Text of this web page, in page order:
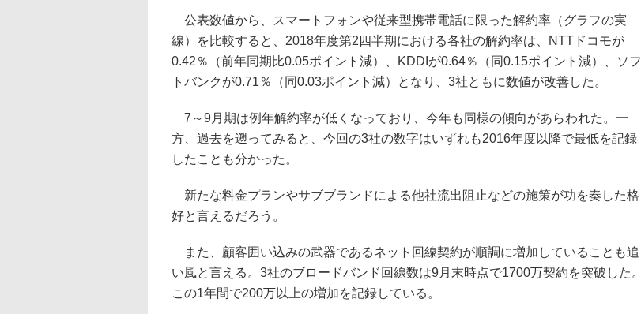
公表数値から、スマートフォンや従来型携帯電話に限った解約率（グラフの実
線）を比較すると、2018年度第2四半期における各社の解約率は、NTTドコモが
0.42％（前年同期比0.05ポイント減）、KDDIが0.64％（同0.15ポイント減）、ソフ
トバンクが0.71％（同0.03ポイント減）となり、3社ともに数値が改善した。
7～9月期は例年解約率が低くなっており、今年も同様の傾向があらわれた。一
方、過去を遡ってみると、今回の3社の数字はいずれも2016年度以降で最低を記録
したことも分かった。
新たな料金プランやサブブランドによる他社流出阻止などの施策が功を奏した格
好と言えるだろう。
また、顧客囲い込みの武器であるネット回線契約が順調に増加していることも追
い風と言える。3社のブロードバンド回線数は9月末時点で1700万契約を突破した。
この1年間で200万以上の増加を記録している。